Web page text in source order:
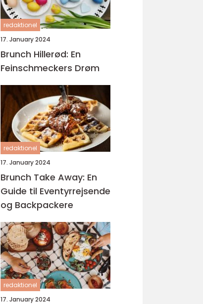
redaktionel
17. January 2024
Brunch Hillerød: En
Feinschmeckers Drøm
redaktionel
17. January 2024
Brunch Take Away: En
Guide til Eventyrrejsende
og Backpackere
redaktionel
17. January 2024